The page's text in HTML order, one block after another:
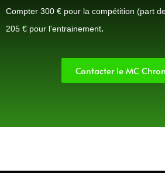
Compter 300 € pour la compétition (part
205 € pour l’entrainement.
Contacter le MC